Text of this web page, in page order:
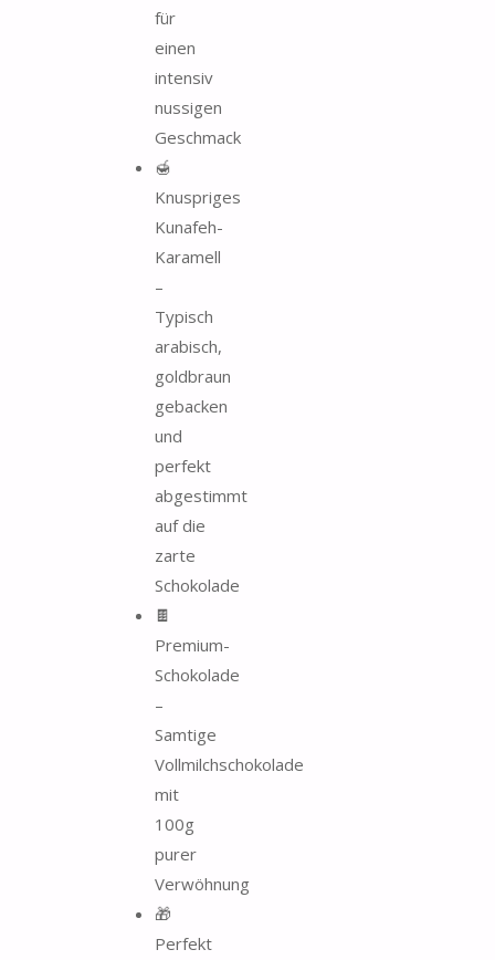
für
einen
intensiv
nussigen
Geschmack
🍯
Knuspriges
Kunafeh-
Karamell
–
Typisch
arabisch,
goldbraun
gebacken
und
perfekt
abgestimmt
auf die
zarte
Schokolade
🍫
Premium-
Schokolade
–
Samtige
Vollmilchschokolade
mit
100g
purer
Verwöhnung
🎁
Perfekt